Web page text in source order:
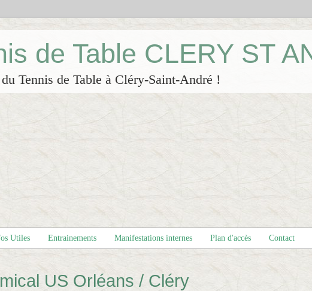
de Table CLERY ST
Tennis de Table à Cléry-Saint-André !
Utiles Entrainements Manifestations internes Plan d'accès Contact
US Orléans / Cléry